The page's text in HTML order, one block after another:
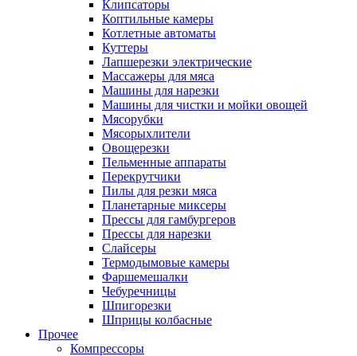
Клипсаторы
Коптильные камеры
Котлетные автоматы
Куттеры
Лапшерезки электрические
Массажеры для мяса
Машины для нарезки
Машины для чистки и мойки овощей
Мясорубки
Мясорыхлители
Овощерезки
Пельменные аппараты
Перекрутчики
Пилы для резки мяса
Планетарные миксеры
Прессы для гамбургеров
Прессы для нарезки
Слайсеры
Термодымовые камеры
Фаршемешалки
Чебуречницы
Шпигорезки
Шприцы колбасные
Прочее
Компрессоры